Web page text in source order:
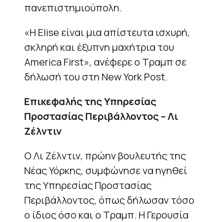
πανεπιστημιούπολη.
«Η Elise είναι μια απίστευτα ισχυρή,
σκληρή και έξυπνη μαχήτρια του
America First», ανέφερε ο Τραμπ σε
δήλωσή του στη New York Post.
Επικεφαλής της Υπηρεσίας
Προστασίας Περιβάλλοντος – Λι
Ζέλντιν
Ο Λι Ζέλντιν, πρώην βουλευτής της
Νέας Υόρκης, συμφώνησε να ηγηθεί
της Υπηρεσίας Προστασίας
Περιβάλλοντος, όπως δήλωσαν τόσο
ο ίδιος όσο και ο Τραμπ. Η Γερουσία